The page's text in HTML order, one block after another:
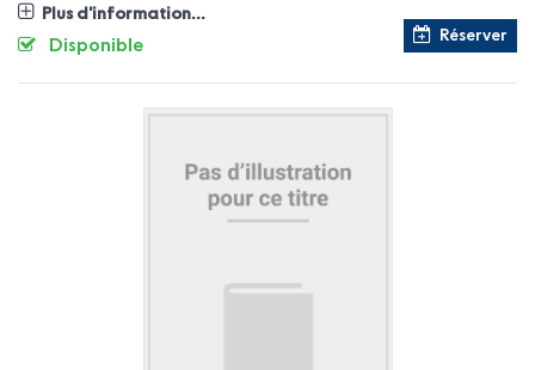
Plus d'information...
Réserver
Disponible